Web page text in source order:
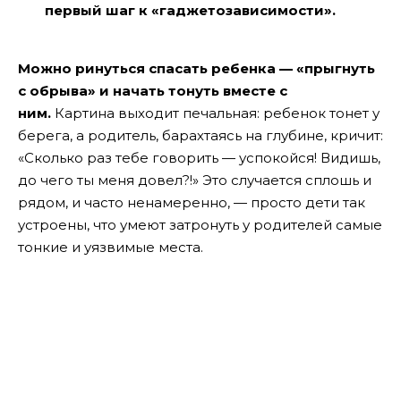
первый шаг к «гаджетозависимости».
Можно ринуться спасать ребенка — «прыгнуть
с обрыва» и начать тонуть вместе с
ним. Картина выходит печальная: ребенок тонет у
берега, а родитель, барахтаясь на глубине, кричит:
«Сколько раз тебе говорить — успокойся! Видишь,
до чего ты меня довел?!» Это случается сплошь и
рядом, и часто ненамеренно, — просто дети так
устроены, что умеют затронуть у родителей самые
тонкие и уязвимые места.